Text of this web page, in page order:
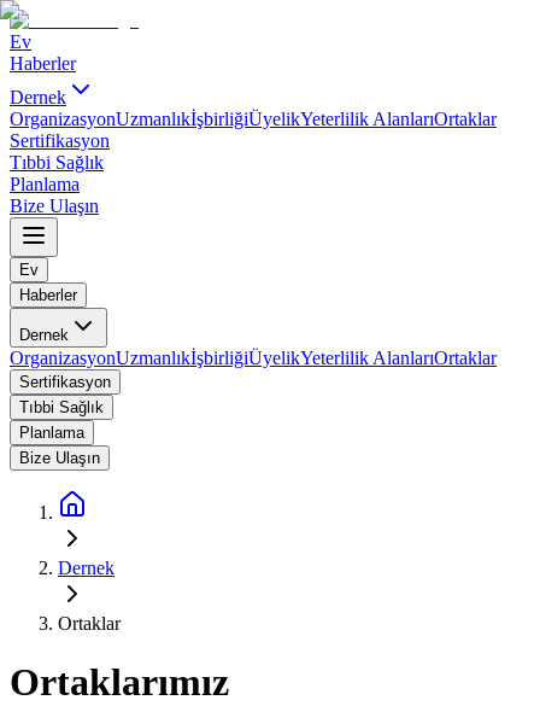
Ev
Haberler
Dernek
OrganizasyonUzmanlıkİşbirliğiÜyelikYeterlilik AlanlarıOrtaklar
Sertifikasyon
Tıbbi Sağlık
Planlama
Bize Ulaşın
Ev
Haberler
Dernek
OrganizasyonUzmanlıkİşbirliğiÜyelikYeterlilik AlanlarıOrtaklar
Sertifikasyon
Tıbbi Sağlık
Planlama
Bize Ulaşın
Dernek
Ortaklar
Ortaklarımız